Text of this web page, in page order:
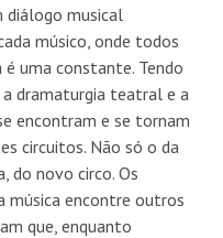
diálogo musical
músico, onde todos
uma constante. Tendo
dramaturgia teatral e a
encontram e se tornam
circuitos. Não só o da
do novo circo. Os
música encontre outros
que, enquanto